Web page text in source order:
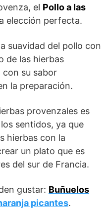
el Pollo a las
elección perfecta.
suavidad del pollo con
de las hierbas
con su sabor
la preparación.
provenzales es
sentidos, ya que
hierbas con la
un plato que es
del sur de Francia.
gustar: Buñuelos
picantes.